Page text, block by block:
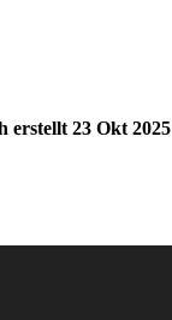
erstellt 23 Okt 2025